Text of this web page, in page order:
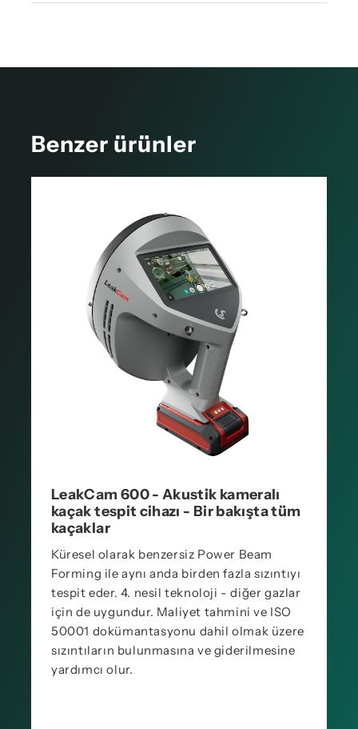
Kullanım kılavuzu LD 500/510 - Kısa versiyon
Benzer ürünler
LeakCam 600 - Akustik kameralı
kaçak tespit cihazı - Bir bakışta tüm
kaçaklar
Küresel olarak benzersiz Power Beam
Forming ile aynı anda birden fazla sızıntıyı
tespit eder. 4. nesil teknoloji - diğer gazlar
için de uygundur. Maliyet tahmini ve ISO
50001 dokümantasyonu dahil olmak üzere
sızıntıların bulunmasına ve giderilmesine
yardımcı olur.